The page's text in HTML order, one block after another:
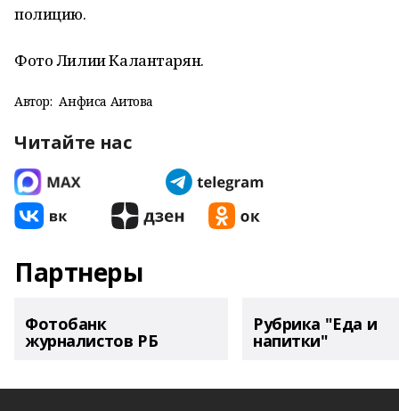
полицию.
Фото Лилии Калантарян.
Автор: Анфиса Аитова
Читайте нас
Партнеры
Фотобанк
журналистов РБ
Рубрика "Еда и
напитки"